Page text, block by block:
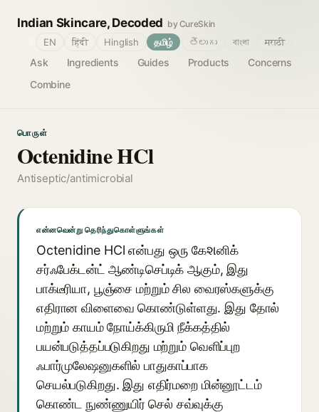
Indian Skincare, Decoded by CureSkin
Ask Ingredients Guides Products
Concerns
Combine
EN हिंदी Hinglish தமிழ் తెలుగు বাংলা मराठी
பொருள்
Octenidine HCl
Antiseptic/antimicrobial
என்னவென்று தெரிந்துகொள்ளுங்கள்
Octenidine HCl என்பது ஒரு கேશனிக்
சர்ஃபேக்டன்ட் ஆண்டிசெப்டிக் ஆகும், இது
பாக்டீரியா, பூஞ்சை மற்றும் சில வைரஸ்களுக்கு
எதிரான விளைவை கொண்டுள்ளது. இது தோல்
மற்றும் காயம் நோய்க்கிருமி நீக்கத்தில்
பயன்படுத்தப்படுகிறது மற்றும் வெளிப்புற
ஃபார்முலேஷனுகளில் பாதுகாப்பாக
செயல்படுகிறது. இது எதிர்மறை மின்னூட்டம்
கொண்ட நுண்ணுயிர் செல் சவ்வுக்கு